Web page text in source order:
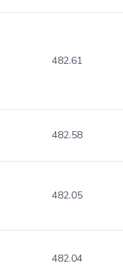
482.61
482.58
482.05
482.04